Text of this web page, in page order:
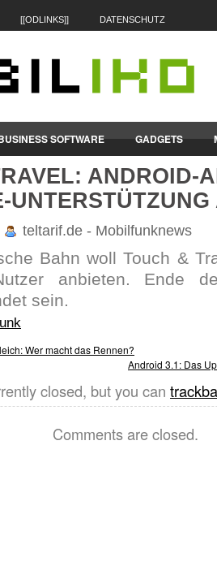
[[ODLINKS]] DATENSCHUTZ
SOFTWARE GADGETS
TABLET-PCS VERTRÄGE &
ANDROID-
teltarif.de - Mobilfunknews
Bahn woll Touch &
anbieten. Ende
sein.
Wer macht das Rennen?
Android 3.1: Das
closed, but you can
Comments are closed.